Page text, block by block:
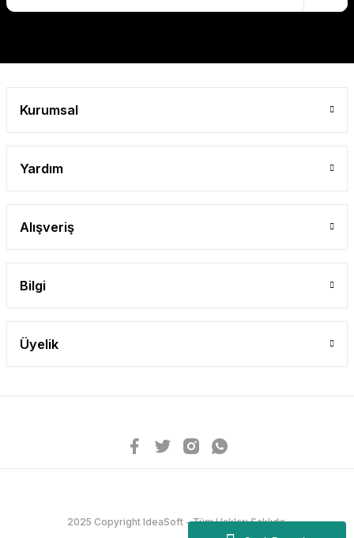
Kurumsal
Yardım
Alışveriş
Bilgi
Üyelik
2025 Copyright IdeaSoft - Tüm Hakları Saklıdır.